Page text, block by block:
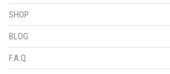
SHOP
BLOG
F.A.Q.